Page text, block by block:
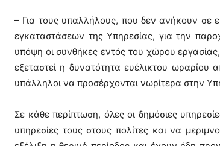
– Για τους υπαλλήλους, που δεν ανήκουν σε
εγκαταστάσεων της Υπηρεσίας, για την
υπόψη οι συνθήκες εντός του χώρου
εξεταστεί η δυνατότητα ευέλικτου ωραρίου
υπάλληλοι να προσέρχονται νωρίτερα στην
Σε κάθε περίπτωση, όλες οι δημόσιες
υπηρεσίες τους στους πολίτες και να